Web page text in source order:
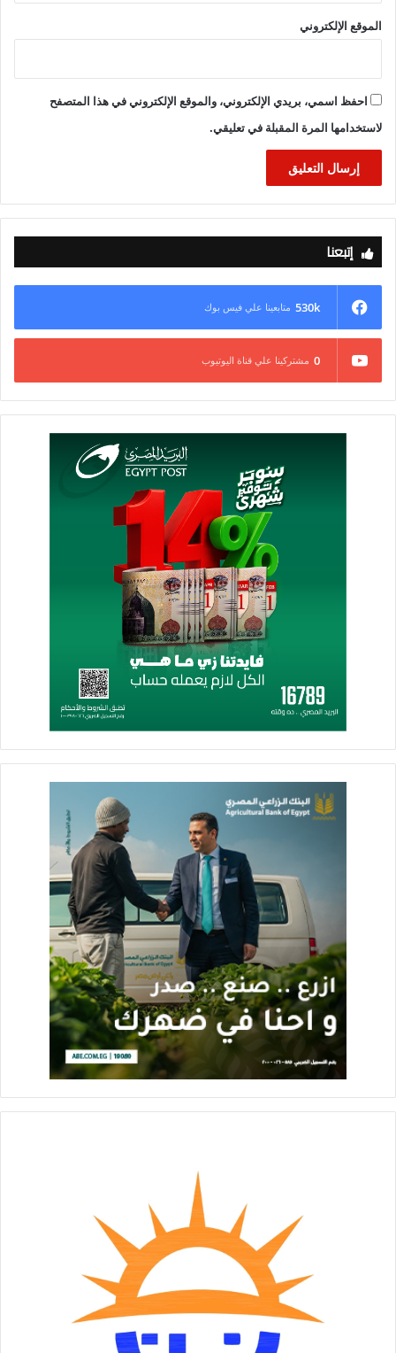
الموقع الإلكتروني
احفظ اسمي، بريدي الإلكتروني، والموقع الإلكتروني في هذا المتصفح
لاستخدامها المرة المقبلة في تعليقي.
إتبعنا
530k متابعينا علي فيس بوك
0 مشتركينا علي قناة اليوتيوب